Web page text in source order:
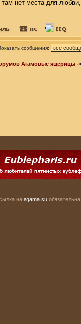
там нет места для любви,
сообщения:
Агамовые ящерицы -
на agama.su обязательна.